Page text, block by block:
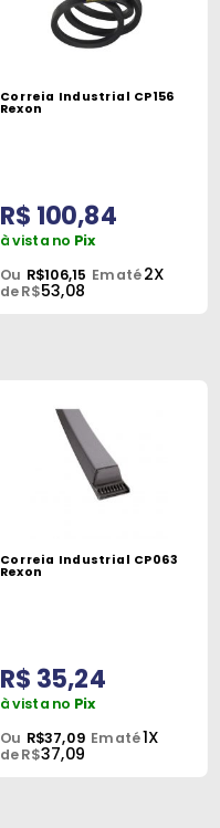
Correia Industrial CP156
Rexon
R$ 100,84
à vista no Pix
Ou R$106,15 Em até2X
de R$53,08
Correia Industrial CP063
Rexon
R$ 35,24
à vista no Pix
Ou R$37,09 Em até1X
de R$37,09